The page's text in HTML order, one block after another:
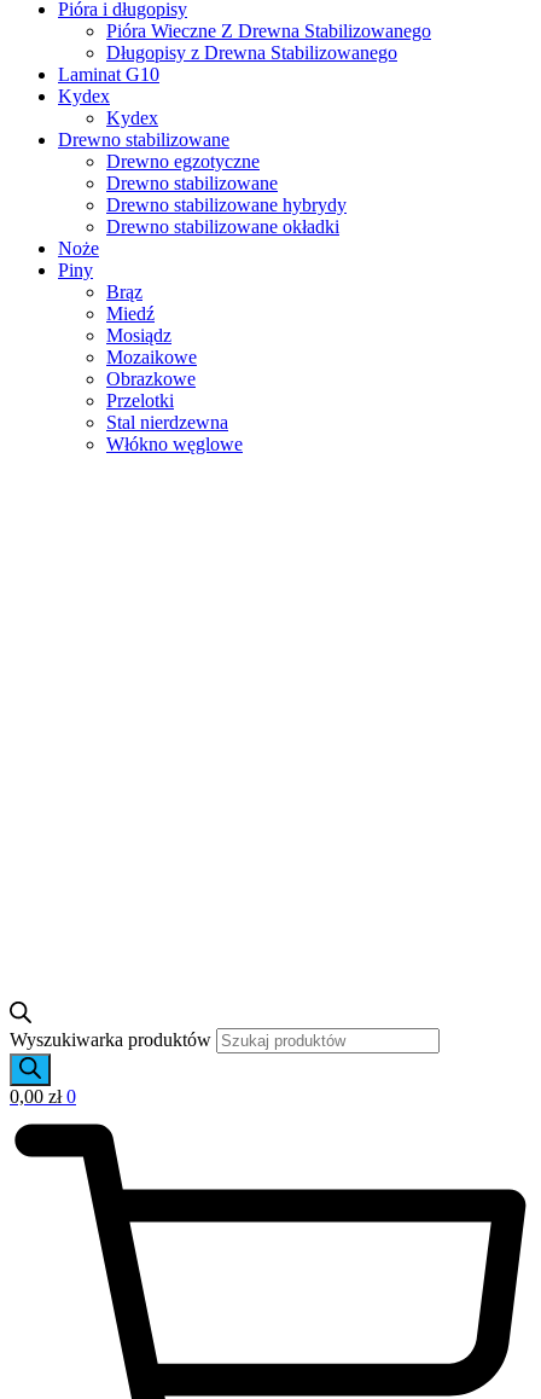
Pióra i długopisy
Pióra Wieczne Z Drewna Stabilizowanego
Długopisy z Drewna Stabilizowanego
Laminat G10
Kydex
Kydex
Drewno stabilizowane
Drewno egzotyczne
Drewno stabilizowane
Drewno stabilizowane hybrydy
Drewno stabilizowane okładki
Noże
Piny
Brąz
Miedź
Mosiądz
Mozaikowe
Obrazkowe
Przelotki
Stal nierdzewna
Włókno węglowe
Wyszukiwarka produktów
0,00 zł 0